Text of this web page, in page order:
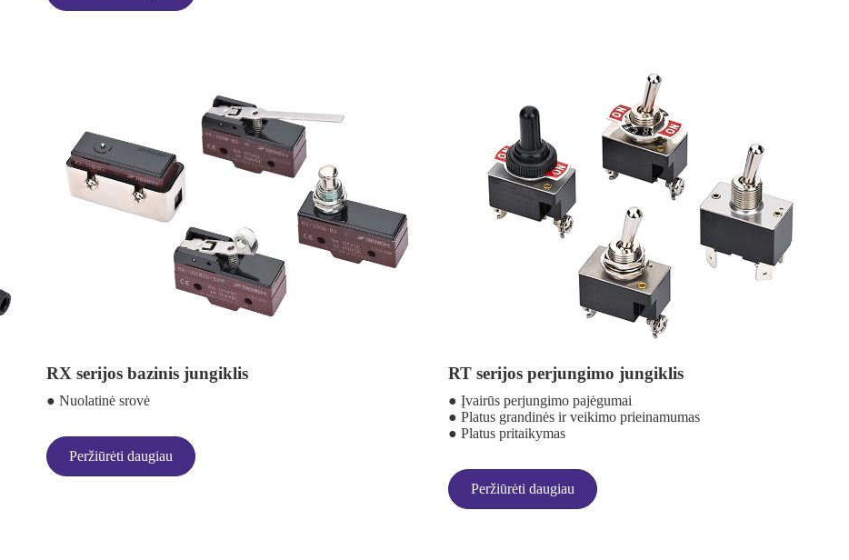
RX serijos bazinis jungiklis
● Nuolatinė srovė
Peržiūrėti daugiau
RT serijos perjungimo jungiklis
● Įvairūs perjungimo pajėgumai
● Platus grandinės ir veikimo prieinamumas
● Platus pritaikymas
Peržiūrėti daugiau